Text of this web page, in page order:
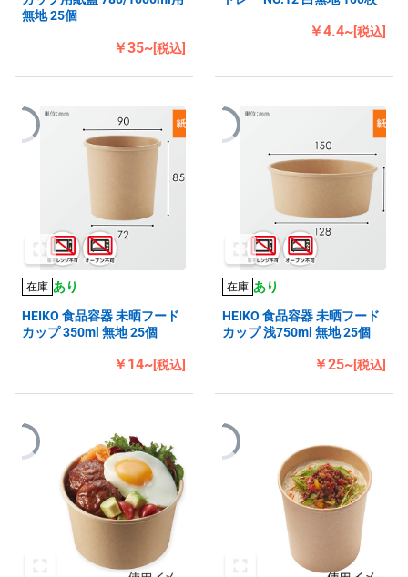
無地 25個
￥35~[税込]
￥4.4~[税込]
在庫 あり
HEIKO 食品容器 未晒フード
カップ 350ml 無地 25個
￥14~[税込]
在庫 あり
HEIKO 食品容器 未晒フード
カップ 浅750ml 無地 25個
￥25~[税込]